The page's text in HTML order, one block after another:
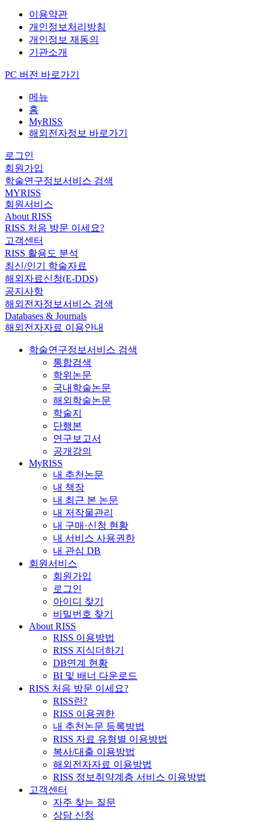
이용약관
개인정보처리방침
개인정보 재동의
기관소개
PC 버전 바로가기
메뉴
홈
MyRISS
해외전자정보 바로가기
로그인
회원가입
학술연구정보서비스 검색
MYRISS
회원서비스
About RISS
RISS 처음 방문 이세요?
고객센터
RISS 활용도 분석
최신/인기 학술자료
해외자료신청(E-DDS)
공지사항
해외전자정보서비스 검색
Databases & Journals
해외전자자료 이용안내
학술연구정보서비스 검색
통합검색
학위논문
국내학술논문
해외학술논문
학술지
단행본
연구보고서
공개강의
MyRISS
내 추천논문
내 책장
내 최근 본 논문
내 저작물관리
내 구매·신청 현황
내 서비스 사용권한
내 관심 DB
회원서비스
회원가입
로그인
아이디 찾기
비밀번호 찾기
About RISS
RISS 이용방법
RISS 지식더하기
DB연계 현황
BI 및 배너 다운로드
RISS 처음 방문 이세요?
RISS란?
RISS 이용권한
내 추천논문 등록방법
RISS 자료 유형별 이용방법
복사/대출 이용방법
해외전자자료 이용방법
RISS 정보취약계층 서비스 이용방법
고객센터
자주 찾는 질문
상담 신청